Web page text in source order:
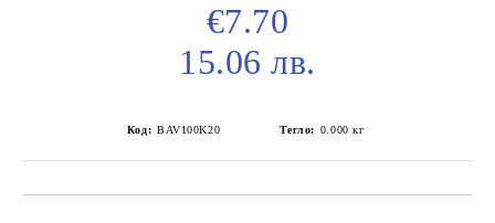
€7.70
15.06 лв.
Код: BAV100K20 Тегло: 0.000 кг